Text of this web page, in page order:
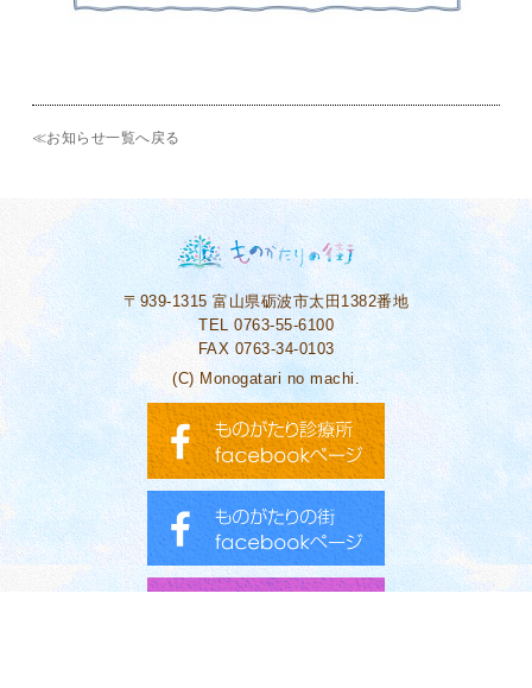
≪お知らせ一覧へ戻る
〒939-1315富山県砺波市太田1382番地
TEL 0763-55-6100
FAX 0763-34-0103
(C) Monogatari no machi.